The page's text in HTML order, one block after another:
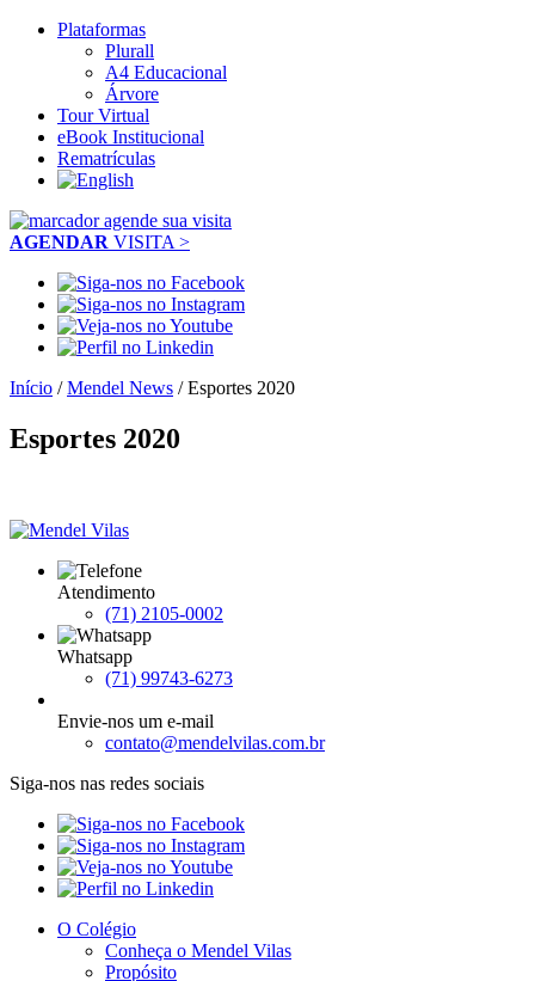
Plataformas
Plurall
A4 Educacional
Árvore
Tour Virtual
eBook Institucional
Rematrículas
AGENDAR VISITA >
Início /Mendel News /Esportes 2020
Esportes 2020
Atendimento
(71) 2105-0002
Whatsapp
(71) 99743-6273
Envie-nos um e-mail
contato@mendelvilas.com.br
Siga-nos nas redes sociais
O Colégio
Conheça o Mendel Vilas
Propósito